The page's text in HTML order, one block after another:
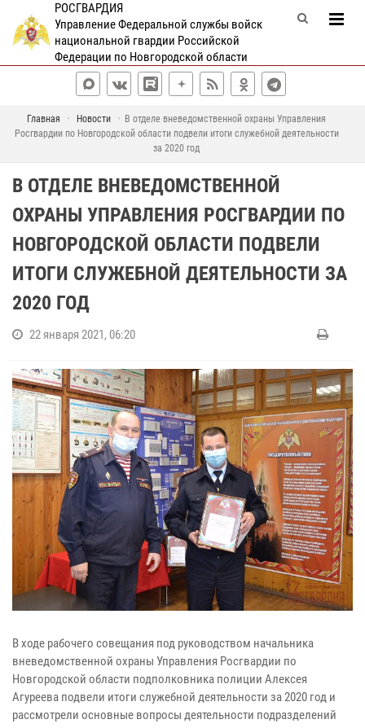
РОСГВАРДИЯ
Управление Федеральной службы войск
национальной гвардии Российской
Федерации по Новгородской области
Главная Новости
В отделе вневедомственной охраны Управления
Росгвардии по Новгородской области подвели итоги служебной деятельности
за 2020 год
В ОТДЕЛЕ ВНЕВЕДОМСТВЕННОЙ
ОХРАНЫ УПРАВЛЕНИЯ РОСГВАРДИИ ПО
НОВГОРОДСКОЙ ОБЛАСТИ ПОДВЕЛИ
ИТОГИ СЛУЖЕБНОЙ ДЕЯТЕЛЬНОСТИ ЗА
2020 ГОД
22 января 2021, 06:20
В ходе рабочего совещания под руководством начальника
вневедомственной охраны Управления Росгвардии по
Новгородской области подполковника полиции Алексея
Агуреева подвели итоги служебной деятельности за 2020 год и
рассмотрели основные вопросы деятельности подразделений